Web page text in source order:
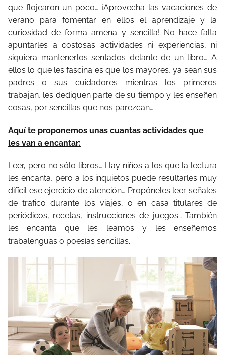
que flojearon un poco… ¡Aprovecha las vacaciones de
verano para fomentar en ellos el aprendizaje y la
curiosidad de forma amena y sencilla! No hace falta
apuntarles a costosas actividades ni experiencias, ni
siquiera mantenerlos sentados delante de un libro… A
ellos lo que les fascina es que los mayores, ya sean sus
padres o sus cuidadores mientras los primeros
trabajan, les dediquen parte de su tiempo y les enseñen
cosas, por sencillas que nos parezcan…
Aquí te proponemos unas cuantas actividades que
les van a encantar:
Leer, pero no sólo libros… Hay niños a los que la lectura
les encanta, pero a los inquietos puede resultarles muy
difícil ese ejercicio de atención… Propóneles leer señales
de tráfico durante los viajes, o en casa titulares de
periódicos, recetas, instrucciones de juegos… También
les encanta que les leamos y les enseñemos
trabalenguas o poesías sencillas.